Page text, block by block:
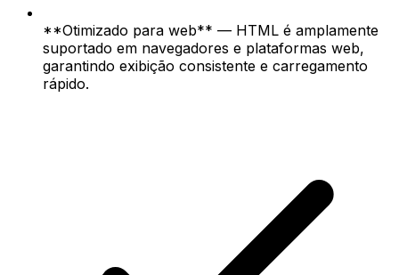
**Otimizado para web** — HTML é amplamente
suportado em navegadores e plataformas web,
garantindo exibição consistente e carregamento
rápido.